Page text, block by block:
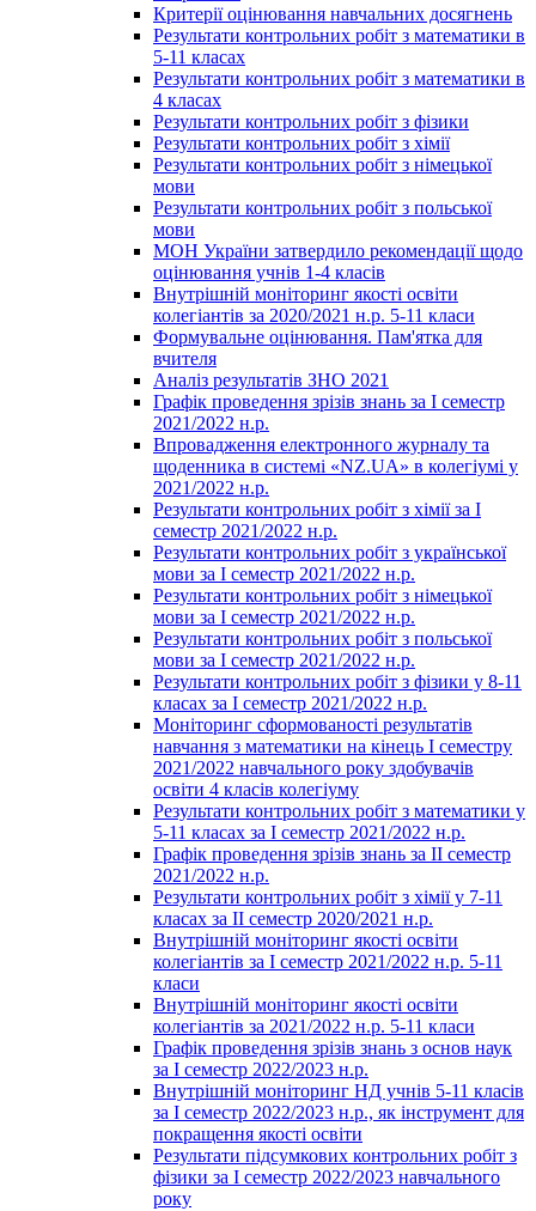
Критерії оцінювання навчальних досягнень
Результати контрольних робіт з математики в
5-11 класах
Результати контрольних робіт з математики в
4 класах
Результати контрольних робіт з фізики
Результати контрольних робіт з хімії
Результати контрольних робіт з німецької
мови
Результати контрольних робіт з польської
мови
МОН України затвердило рекомендації щодо
оцінювання учнів 1-4 класів
Внутрішній моніторинг якості освіти
колегіантів за 2020/2021 н.р. 5-11 класи
Формувальне оцінювання. Пам'ятка для
вчителя
Аналіз результатів ЗНО 2021
Графік проведення зрізів знань за І семестр
2021/2022 н.р.
Впровадження електронного журналу та
щоденника в системі «NZ.UA» в колегіумі у
2021/2022 н.р.
Результати контрольних робіт з хімії за І
семестр 2021/2022 н.р.
Результати контрольних робіт з української
мови за І семестр 2021/2022 н.р.
Результати контрольних робіт з німецької
мови за І семестр 2021/2022 н.р.
Результати контрольних робіт з польської
мови за І семестр 2021/2022 н.р.
Результати контрольних робіт з фізики у 8-11
класах за І семестр 2021/2022 н.р.
Моніторинг сформованості результатів
навчання з математики на кінець І семестру
2021/2022 навчального року здобувачів
освіти 4 класів колегіуму
Результати контрольних робіт з математики у
5-11 класах за І семестр 2021/2022 н.р.
Графік проведення зрізів знань за ІІ семестр
2021/2022 н.р.
Результати контрольних робіт з хімії у 7-11
класах за ІІ семестр 2020/2021 н.р.
Внутрішній моніторинг якості освіти
колегіантів за І семестр 2021/2022 н.р. 5-11
класи
Внутрішній моніторинг якості освіти
колегіантів за 2021/2022 н.р. 5-11 класи
Графік проведення зрізів знань з основ наук
за І семестр 2022/2023 н.р.
Внутрішній моніторинг НД учнів 5-11 класів
за І семестр 2022/2023 н.р., як інструмент для
покращення якості освіти
Результати підсумкових контрольних робіт з
фізики за І семестр 2022/2023 навчального
року